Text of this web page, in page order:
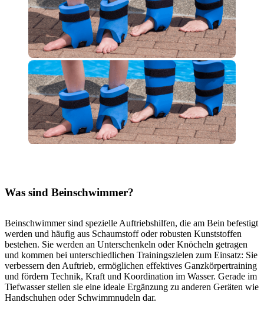
Was sind Beinschwimmer?
Beinschwimmer sind spezielle Auftriebshilfen, die am Bein befestigt
werden und häufig aus Schaumstoff oder robusten Kunststoffen
bestehen. Sie werden an Unterschenkeln oder Knöcheln getragen
und kommen bei unterschiedlichen Trainingszielen zum Einsatz: Sie
verbessern den Auftrieb, ermöglichen effektives Ganzkörpertraining
und fördern Technik, Kraft und Koordination im Wasser. Gerade im
Tiefwasser stellen sie eine ideale Ergänzung zu anderen Geräten wie
Handschuhen oder Schwimmnudeln dar.